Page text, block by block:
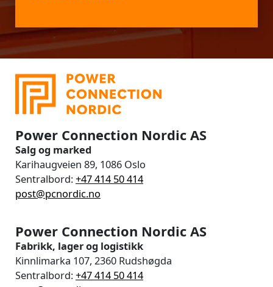
Power Connection Nordic AS
Salg og marked
Karihaugveien 89, 1086 Oslo
Sentralbord:+47 414 50 414
post@pcnordic.no
Power Connection Nordic AS
Fabrikk, lager og logistikk
Kinnlimarka 107, 2360 Rudshøgda
Sentralbord:+47 414 50 414